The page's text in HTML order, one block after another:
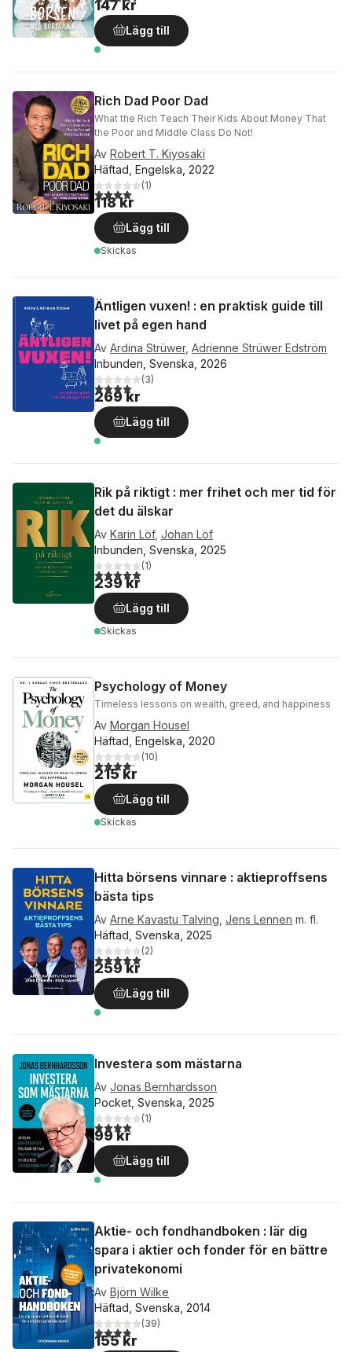
147 kr
Lägg till
Rich Dad Poor Dad
What the Rich Teach Their Kids About Money That
the Poor and Middle Class Do Not!
Av Robert T. Kiyosaki
Häftad, Engelska, 2022
4,0utav 5 stjärnor. Totalt antal röster:
(1)
118 kr
Lägg till
Skickas
Äntligen vuxen! : en praktisk guide till
livet på egen hand
Av Ardina Strüwer, Adrienne Strüwer Edström
Inbunden, Svenska, 2026
4,0utav 5 stjärnor. Totalt antal röster:
(3)
269 kr
Lägg till
Rik på riktigt : mer frihet och mer tid för
det du älskar
Av Karin Löf, Johan Löf
Inbunden, Svenska, 2025
5,0utav 5 stjärnor. Totalt antal röster:
(1)
239 kr
Lägg till
Skickas
Psychology of Money
Timeless lessons on wealth, greed, and happiness
Av Morgan Housel
Häftad, Engelska, 2020
4,2utav 5 stjärnor. Totalt antal röster:
(10)
215 kr
Lägg till
Skickas
Hitta börsens vinnare : aktieproffsens
bästa tips
Av Arne Kavastu Talving Jens Lennen m. fl.
Häftad, Svenska, 2025
5,0utav 5 stjärnor. Totalt antal röster:
(2)
259 kr
Lägg till
Investera som mästarna
Av Jonas Bernhardsson
Pocket, Svenska, 2025
4,0utav 5 stjärnor. Totalt antal röster:
(1)
99 kr
Lägg till
Aktie- och fondhandboken : lär dig
spara i aktier och fonder för en bättre
privatekonomi
Av Björn Wilke
Häftad, Svenska, 2014
3,8utav 5 stjärnor. Totalt antal röster:
(39)
155 kr